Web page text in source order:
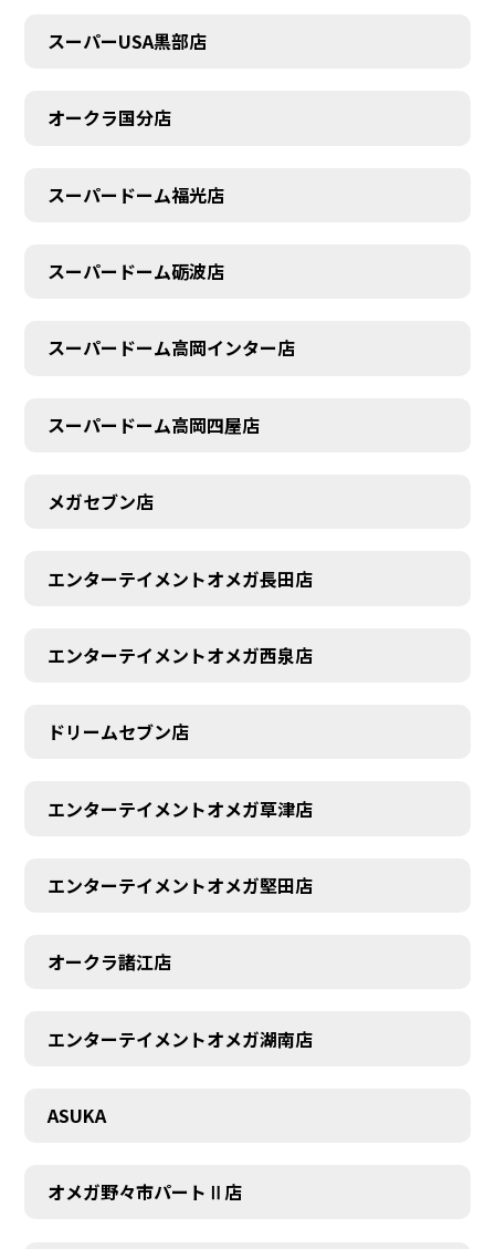
スーパーUSA黒部店
オークラ国分店
スーパードーム福光店
スーパードーム砺波店
スーパードーム高岡インター店
スーパードーム高岡四屋店
メガセブン店
エンターテイメントオメガ長田店
エンターテイメントオメガ西泉店
ドリームセブン店
エンターテイメントオメガ草津店
エンターテイメントオメガ堅田店
オークラ諸江店
エンターテイメントオメガ湖南店
ASUKA
オメガ野々市パートⅡ店